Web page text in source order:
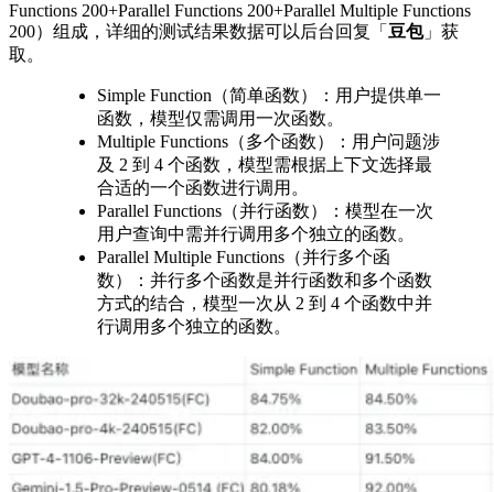
Functions 200+Parallel Functions 200+Parallel Multiple Functions
200）组成，详细的测试结果数据可以后台回复「 豆包」获
取。
Simple Function（简单函数）：用户提供单一
函数，模型仅需调用一次函数。
Multiple Functions（多个函数）：用户问题涉
及 2 到 4 个函数，模型需根据上下文选择最
合适的一个函数进行调用。
Parallel Functions（并行函数）：模型在一次
用户查询中需并行调用多个独立的函数。
Parallel Multiple Functions（并行多个函
数）：并行多个函数是并行函数和多个函数
方式的结合，模型一次从 2 到 4 个函数中并
行调用多个独立的函数。